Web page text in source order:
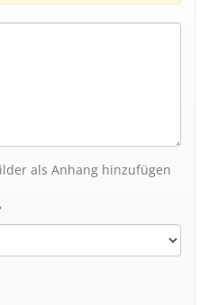
als Anhang hinzufügen